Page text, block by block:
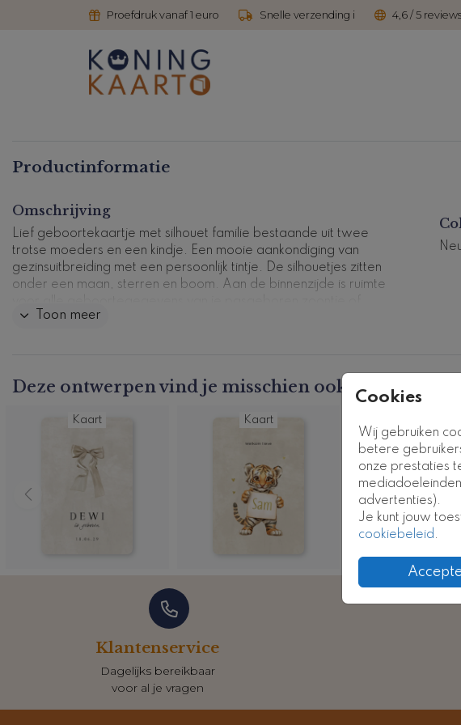
Proefdruk vanaf 1 euro Snelle verzending i 4,6 / 5 reviews
Cookies
Wij gebruiken
betere
onze prestaties
advertenties).
Je kunt jouw
cookiebeleid.
Productinformatie
Omschrijving
Lief geboortekaartje met silhouet familie bestaande uit twee
trotse moeders en een kindje. Een mooie aankondiging van
gezinsuitbreiding met een persoonlijk tintje. De silhouetjes zitten
onder een maan, sterren en boom. Aan de binnenzijde is ruimte
dochtertje. Pas de silhouetjes en kleuren eventueel aan in onze
Toon meer
Deze ontwerpen vind je misschien ook leuk
Kaart Kaart
Klantenservice
Dagelijks bereikbaar
voor al je vragen